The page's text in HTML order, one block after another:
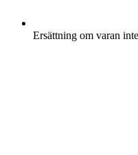
Ersättning om varan